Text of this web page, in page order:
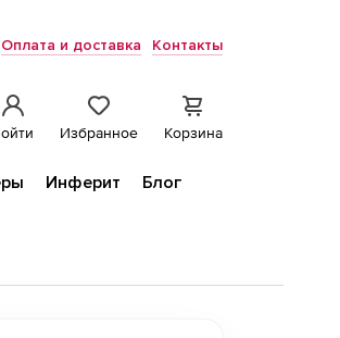
Оплата и доставка Контакты
Избранное Корзина
Инферит
Блог